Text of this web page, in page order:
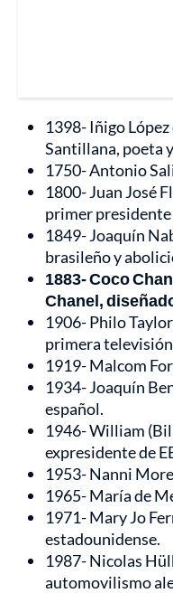
1398- Iñigo
Santillana, poeta
1750- Antonio
1800- Juan José
primer presidente
1849- Joaquín
brasileño y
1883- Coco
Chanel,
1906- Philo
primera
1919- Malcom
1934- Joaquín
español.
1946- William
expresidente de
1953- Nanni
1965- María de
1971- Mary Jo
estadounidense.
1987- Nicolas
automovilismo